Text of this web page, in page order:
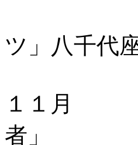
クマモ
ツ」八千代
１１月 山
者」